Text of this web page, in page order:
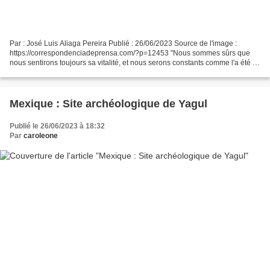
Par : José Luis Aliaga Pereira Publié : 26/06/2023 Source de l'image :
https://correspondenciadeprensa.com/?p=12453 "Nous sommes sûrs que
nous sentirons toujours sa vitalité, et nous serons constants comme l'a été la
Mexique : Site archéologique de Yagul
Publié le 26/06/2023 à 18:32
Par caroleone